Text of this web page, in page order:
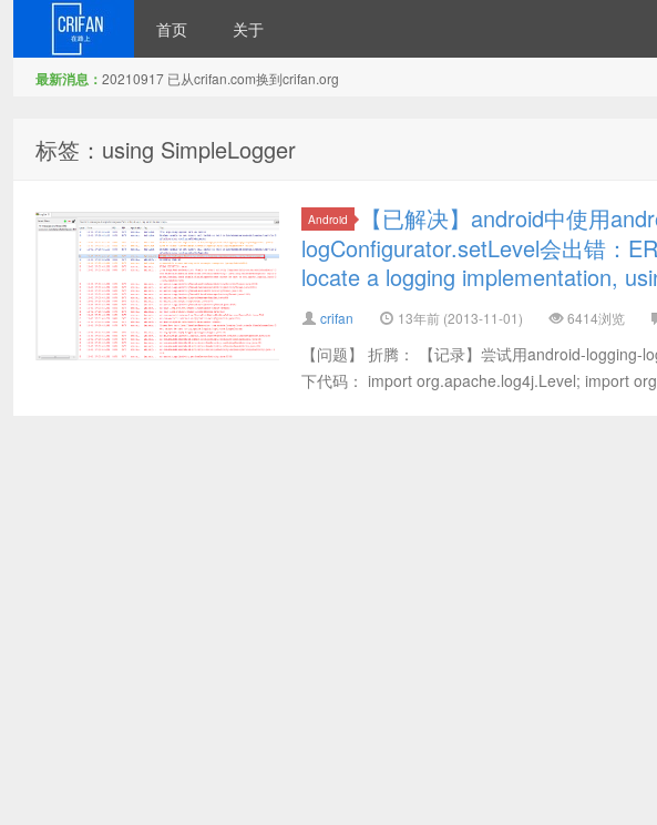
首页 关于
最新消息： 20210917 已从crifan.com换到crifan.org
标签：using SimpleLogger
Android
【已解决】android中使用
logConfigurator.setLevel会出错：
locate a logging implementation,
crifan 13年前 (2013-11-01) 6414浏览
【问题】 折腾： 【记录】尝试用android-
下代码： import org.apache.log4j.Level; import